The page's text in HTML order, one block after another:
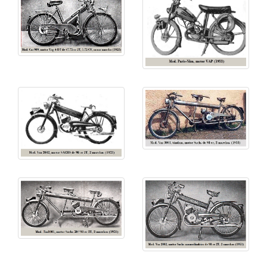
• Tm 1001: motor Sachs de 98 cc, 2 marchas,
carburador Sachs. 1951-1956
• Vm 2002: como el anterior, 2 marchas. 1953-56
• Vm 3003: motor Lavalette Bml 705 de 70 cc, 3
marchas. 1954-1956
• Vm 3003 luxe: como el anterior excepto diferente
acabado y carburador Gurtner. 1954
• Vm 3003, tándem: motor Sachs de 98 cc, 2
marchas, carburador Sachs. 1953
• Vm 4004: como el anterior, salvo monoplaza. 1954-
1955
Motocicleta
• Moto 125:motor Amc 125 Serie Ade 124.86 cc4T
con distribuciónohv, 3 o 4 marchas,carburador
Amac, suspensión trasera conamortiguadores de
émbolo. 1952-1955.